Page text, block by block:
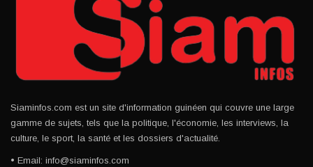
Siaminfos.com est un site d'information guinéen qui couvre une large
gamme de sujets, tels que la politique, l'économie, les interviews, la
culture, le sport, la santé et les dossiers d'actualité.
• Email: info@siaminfos.com